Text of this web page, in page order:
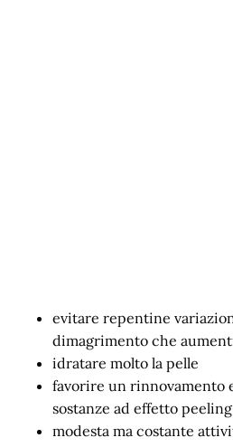
evitare repentine
dimagrimento che
idratare molto la pelle
favorire un rinnovamento
sostanze ad effetto peeling
modesta ma costante